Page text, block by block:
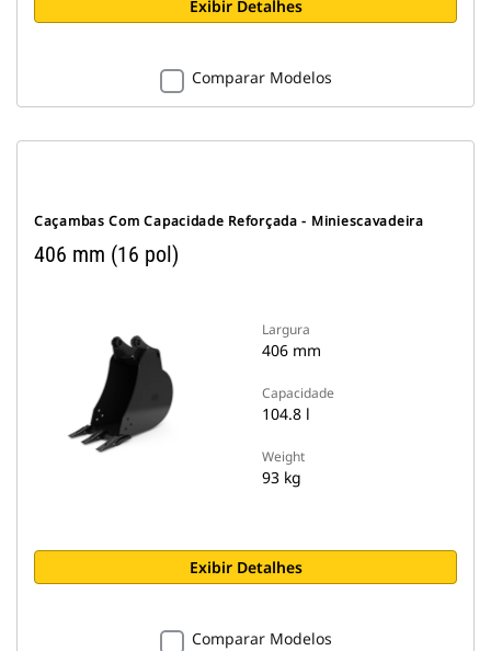
Exibir Detalhes
Comparar Modelos
Caçambas Com Capacidade Reforçada - Miniescavadeira
406 mm (16 pol)
Largura
406 mm
Capacidade
104.8 l
Weight
93 kg
Exibir Detalhes
Comparar Modelos